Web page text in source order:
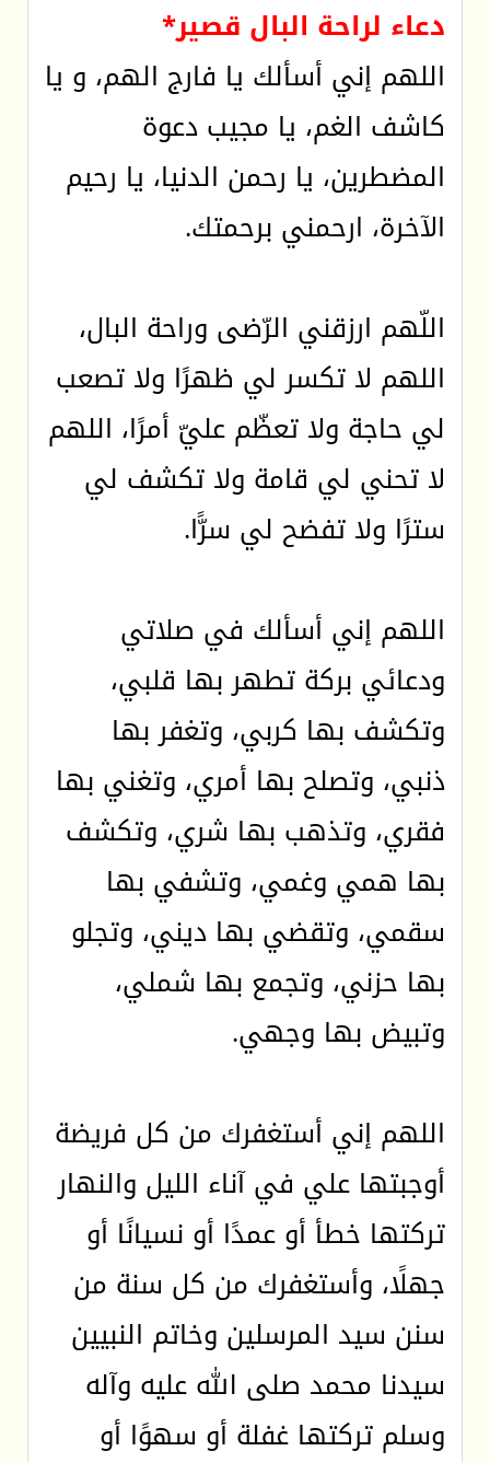
دعاء لراحة البال قصير*
اللهم إني أسألك يا فارج الهم، و يا
كاشف الغم، يا مجيب دعوة
المضطرين، يا رحمن الدنيا، يا رحيم
الآخرة، ارحمني برحمتك.
اللّهم ارزقني الرّضى وراحة البال،
اللهم لا تكسر لي ظهرًا ولا تصعب
لي حاجة ولا تعظّم عليّ أمرًا، اللهم
لا تحني لي قامة ولا تكشف لي
سترًا ولا تفضح لي سرًّا.
اللهم إني أسألك في صلاتي
ودعائي بركة تطهر بها قلبي،
وتكشف بها كربي، وتغفر بها
ذنبي، وتصلح بها أمري، وتغني بها
فقري، وتذهب بها شري، وتكشف
بها همي وغمي، وتشفي بها
سقمي، وتقضي بها ديني، وتجلو
بها حزني، وتجمع بها شملي،
وتبيض بها وجهي.
اللهم إني أستغفرك من كل فريضة
أوجبتها علي في آناء الليل والنهار
تركتها خطأ أو عمدًا أو نسيانًا أو
جهلًا، وأستغفرك من كل سنة من
سنن سيد المرسلين وخاتم النبيين
سيدنا محمد صلى الله عليه وآله
وسلم تركتها غفلة أو سهوًا أو